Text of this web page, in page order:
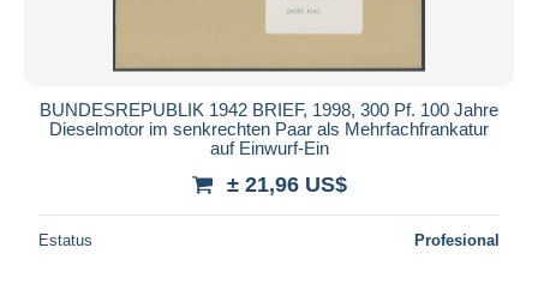
BUNDESREPUBLIK 1942 BRIEF, 1998, 300 Pf. 100 Jahre
Dieselmotor im senkrechten Paar als Mehrfachfrankatur
auf Einwurf-Ein
± 21,96 US$
Estatus Profesional